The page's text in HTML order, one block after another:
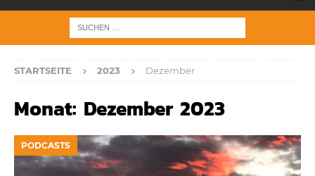
STARTSEITE 2023 Dezember
Monat: Dezember 2023
PODCASTS